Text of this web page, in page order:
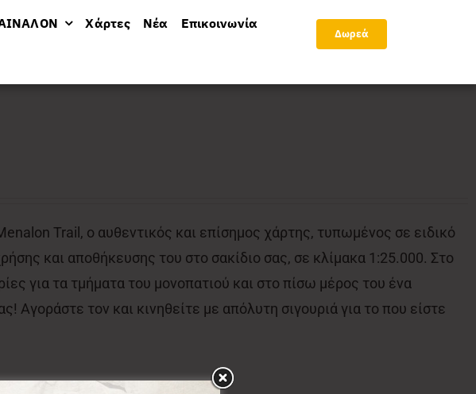
Χάρτες Νέα Επικοινωνία
Δωρεά
Trail, ο αυθεντικός και επίσημος χάρτης, τυπωμένος σε ειδικό
και αποθήκευσης του στο σακίδιο σας, σε κλίμακα 1:25.000. Στο
για τα τμήματα του μονοπατιού και στο πίσω μέρος του ένα
τον και κινηθείτε με απόλυτη σιγουριά για το που είστε